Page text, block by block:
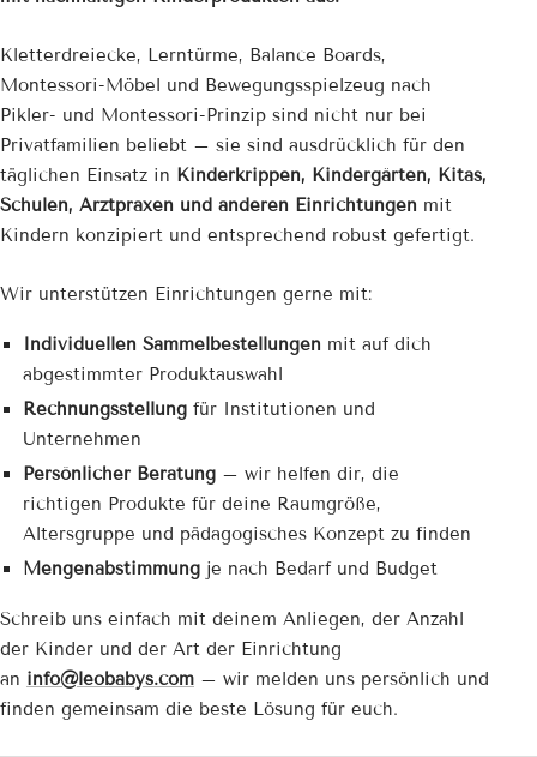
Kletterdreiecke, Lerntürme, Balance Boards,
Montessori-Möbel und Bewegungsspielzeug nach
Pikler- und Montessori-Prinzip sind nicht nur bei
Privatfamilien beliebt – sie sind ausdrücklich für den
täglichen Einsatz in Kinderkrippen, Kindergärten, Kitas,
Schulen, Arztpraxen und anderen Einrichtungen mit
Kindern konzipiert und entsprechend robust gefertigt.
Wir unterstützen Einrichtungen gerne mit:
Individuellen Sammelbestellungen mit auf dich
abgestimmter Produktauswahl
Rechnungsstellungfür Institutionen und
Unternehmen
Persönlicher Beratung– wir helfen dir, die
richtigen Produkte für deine Raumgröße,
Altersgruppe und pädagogisches Konzept zu finden
Mengenabstimmungje nach Bedarf und Budget
Schreib uns einfach mit deinem Anliegen, der Anzahl
der Kinder und der Art der Einrichtung
an info@leobabys.com – wir melden uns persönlich und
finden gemeinsam die beste Lösung für euch.